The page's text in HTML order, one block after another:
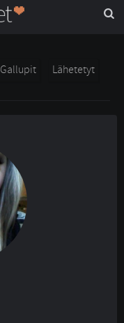
Gallupit
Lähetetyt